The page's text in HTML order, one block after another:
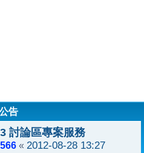
告
討論區專案服務
« 2012-08-28 13:27